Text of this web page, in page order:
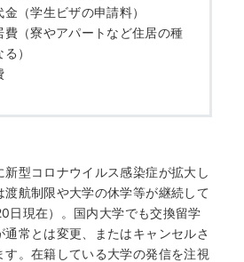
金（学生ビザの申請料）
費（寮やアパートなど住居の種
）
新型コロナウイルス感染症が拡大し
渡航制限や大学の休学等が継続して
日現在）。国内大学でも交換留学
常とは変更、またはキャンセルさ
。在籍している大学の発信を注視